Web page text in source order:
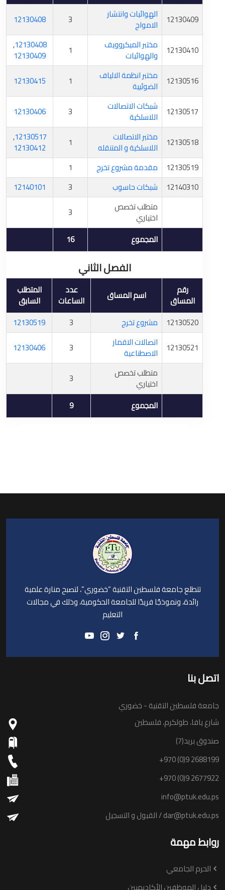
12130409
الهوائيات وانتشار
الامواج 3
12130408
12130410 مختبر الميكروويف
والهوائيات 1
12130408
,
12130409
12130516
مختبر انظمة الالياف
الضوئيية 1
12130415
12130517 شبكات الاتصالات
اللاسلكية 3
12130406
12130518 مختبر الاتصالات
اللاسلكية و المتنقله 1
12130517
,
12130412
12130519
مقدمة مشروع تخرج
1
12140310
شبكات حاسوب 3
12140101
متطلب تخصص
اختياري
3
المجموع
16
الفصل الثاني
رقم
المساق اسم المساق عدد
الساعات
المتطلب
السابق
12130520
مشروع تخرج 3
12130519
12130521
اتصالات الاقمار
الاصطناعية 3
12130406
متطلب تخصص
اختياري
3
المجموع
9
تتطلع جامعة فلسطين التقنية “خضوري”، لتصبح منارة علمية
رائدة، ونموذجًا فريدًا للجامعة الحكومية، وذلك في مجالات
التعليم
اتصل بنا
جامعة فلسطين التقنية - خضوري
شارع يافا، طولكرم، فلسطين
صندوق بريد(7)
+970 (0)9 2688199
+970 (0)9 2677922
info@ptuk.edu.ps
dar@ptuk.edu.ps/ القبول و التسجيل
روابط مهمة
الحرم الجامعي